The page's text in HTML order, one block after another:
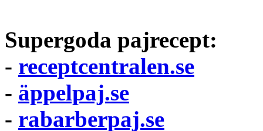
Supergoda pajrecept:
- receptcentralen.se
- äppelpaj.se
- rabarberpaj.se